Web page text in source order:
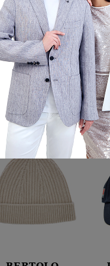
Артикул: